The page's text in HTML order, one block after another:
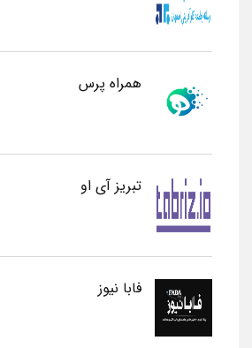
همراه پرس
تبریز آی او
فابا نیوز